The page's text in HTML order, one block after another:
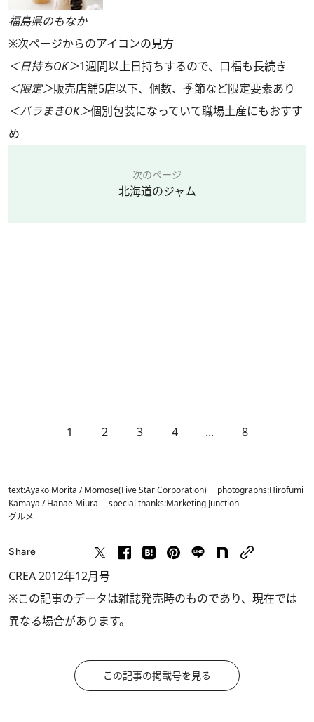
福島県のもなか
※次ページからのアイコンの見方
＜日持ちOK＞1週間以上日持ちするので、口福も長続き
＜限定＞販売店舗5店以下、個数、季節など限定要素あり
＜バラまきOK＞個別包装になっていて職場土産にもおすす
め
次のページ
北海道のジャム
1 2 3 4 ... 8
text:Ayako Morita / Momose(Five Star Corporation) photographs:Hirofumi
Kamaya / Hanae Miura special thanks:Marketing Junction
グルメ
Share
CREA 2012年12月号
※この記事のデータは雑誌発売時のものであり、現在では
異なる場合があります。
この記事の掲載号を見る